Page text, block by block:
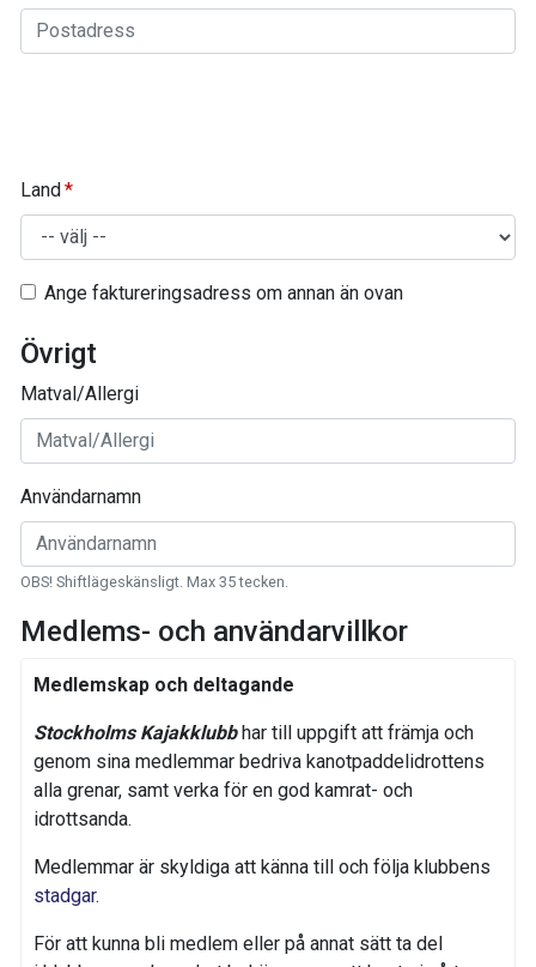
Land
Ange faktureringsadress om annan än ovan
Övrigt
Matval/Allergi
Användarnamn
OBS! Shiftlägeskänsligt. Max 35 tecken.
Medlems- och användarvillkor
Medlemskap och deltagande
Stockholms Kajakklubb har till uppgift att främja och
genom sina medlemmar bedriva kanotpaddelidrottens
alla grenar, samt verka för en god kamrat- och
idrottsanda.
Medlemmar är skyldiga att känna till och följa klubbens
stadgar.
För att kunna bli medlem eller på annat sätt ta del